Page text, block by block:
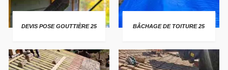
DEVIS POSE GOUTTIÈRE 25 BÂCHAGE DE TOITURE 25